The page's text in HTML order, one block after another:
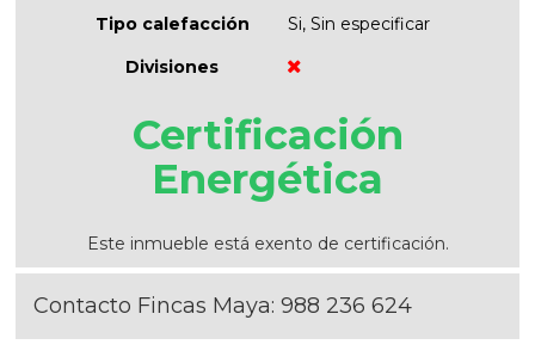
Tipo calefacción
Si, Sin especificar
Divisiones
Certificación
Energética
Este inmueble está exento de certificación.
Contacto Fincas Maya:988 236 624